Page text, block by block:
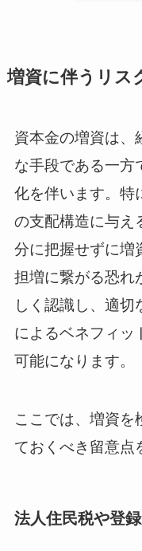
増資に伴うリス
資本金の増資は、
な手段である一方
化を伴います。特
の支配構造に与え
分に把握せずに増
担増に繋がる恐れ
しく認識し、適
によるベネフィッ
可能になります。
ここでは、増資を
ておくべき留意点
法人住民税や登